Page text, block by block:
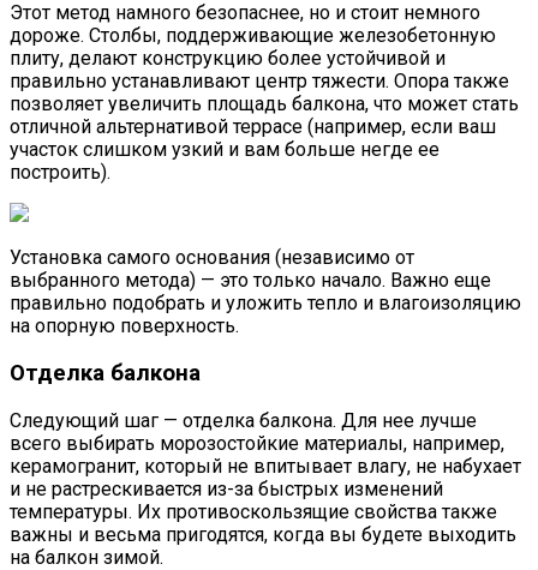
Этот метод намного безопаснее, но и стоит немного
дороже. Столбы, поддерживающие железобетонную
плиту, делают конструкцию более устойчивой и
правильно устанавливают центр тяжести. Опора также
позволяет увеличить площадь балкона, что может стать
отличной альтернативой террасе (например, если ваш
участок слишком узкий и вам больше негде ее
построить).
Установка самого основания (независимо от
выбранного метода) — это только начало. Важно еще
правильно подобрать и уложить тепло и влагоизоляцию
на опорную поверхность.
Отделка балкона
Следующий шаг — отделка балкона. Для нее лучше
всего выбирать морозостойкие материалы, например,
керамогранит, который не впитывает влагу, не набухает
и не растрескивается из-за быстрых изменений
температуры. Их противоскользящие свойства также
важны и весьма пригодятся, когда вы будете выходить
на балкон зимой.